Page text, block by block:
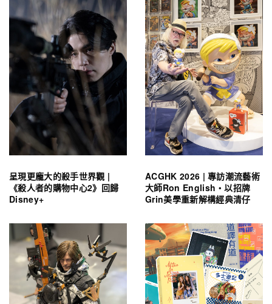
呈現更龐大的殺手世界觀 |
《殺人者的購物中心2》回歸
Disney+
ACGHK 2026 | 專訪潮流藝術
大師Ron English・以招牌
Grin美學重新解構經典清仔